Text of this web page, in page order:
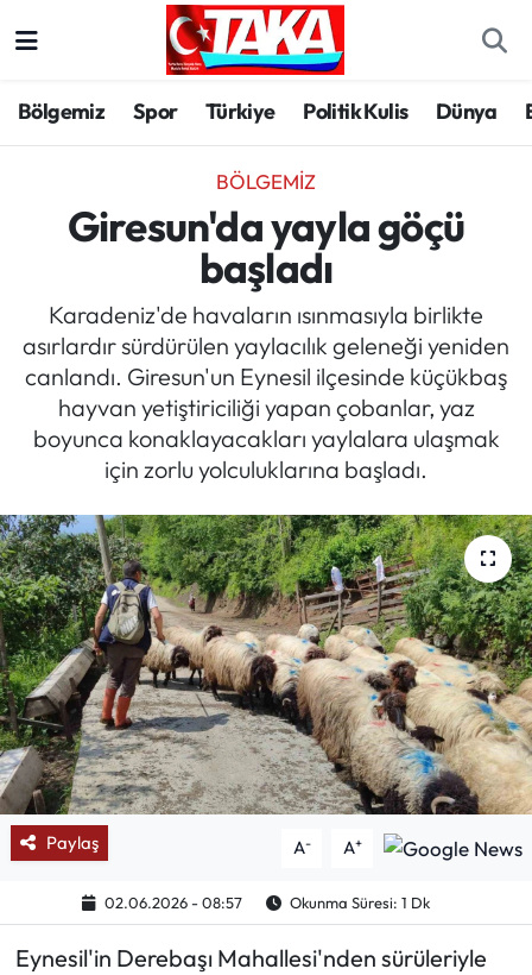
Bölgemiz Spor Türkiye Politik Kulis Dünya
BÖLGEMIZ
Giresun'da yayla göçü
başladı
Karadeniz'de havaların ısınmasıyla birlikte
asırlardır sürdürülen yaylacılık geleneği yeniden
canlandı. Giresun'un Eynesil ilçesinde küçükbaş
hayvan yetiştiriciliği yapan çobanlar, yaz
boyunca konaklayacakları yaylalara ulaşmak
için zorlu yolculuklarına başladı.
Paylaş A- A+
02.06.2026 - 08:57 Okunma Süresi: 1 Dk
Eynesil'in Derebaşı Mahallesi'nden sürüleriyle
Spor
Türkiye
Politika
Politik Kulis
Dünya
Magazin
Mektup Galeri
Röportaj
Manşet
Köşe Yazıları
Karikatür Galeri
Trabzon Hava Durumu
Trabzon Trafik Yoğunluk Haritası
Süper Lig Puan Durumu ve Fikstür
Tüm Manşetler
Son Dakika Haberleri
Haber Arşivi